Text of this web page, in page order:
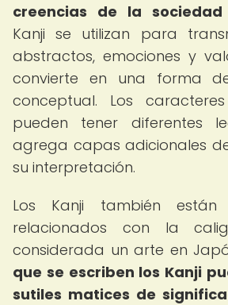
creencias de la sociedad
Kanji se utilizan para
abstractos, emociones y
convierte en una forma
conceptual. Los
pueden tener diferentes
agrega capas adicionales
su interpretación.
Los Kanji también están
relacionados con la
considerada un arte en
que se escriben los Kanji
sutiles matices de